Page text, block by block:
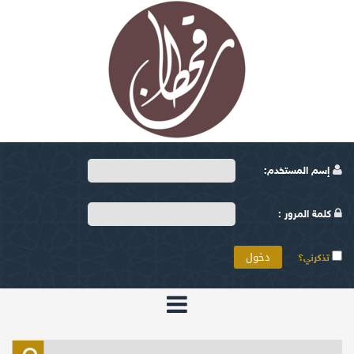
إسم المستخدم:
كلمة المرور :
تذكرني؟